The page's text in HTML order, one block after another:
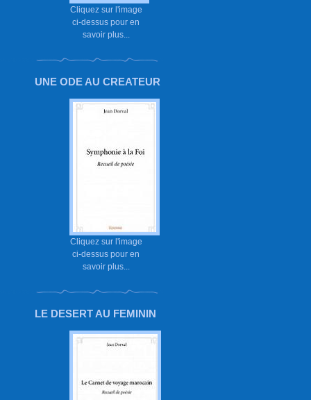
Cliquez sur l'image
ci-dessus pour en
savoir plus...
UNE ODE AU CREATEUR
Cliquez sur l'image
ci-dessus pour en
savoir plus...
LE DESERT AU FEMININ